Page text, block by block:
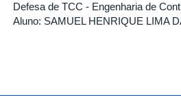
Defesa de TCC - Engenharia de
Aluno: SAMUEL HENRIQUE LIMA